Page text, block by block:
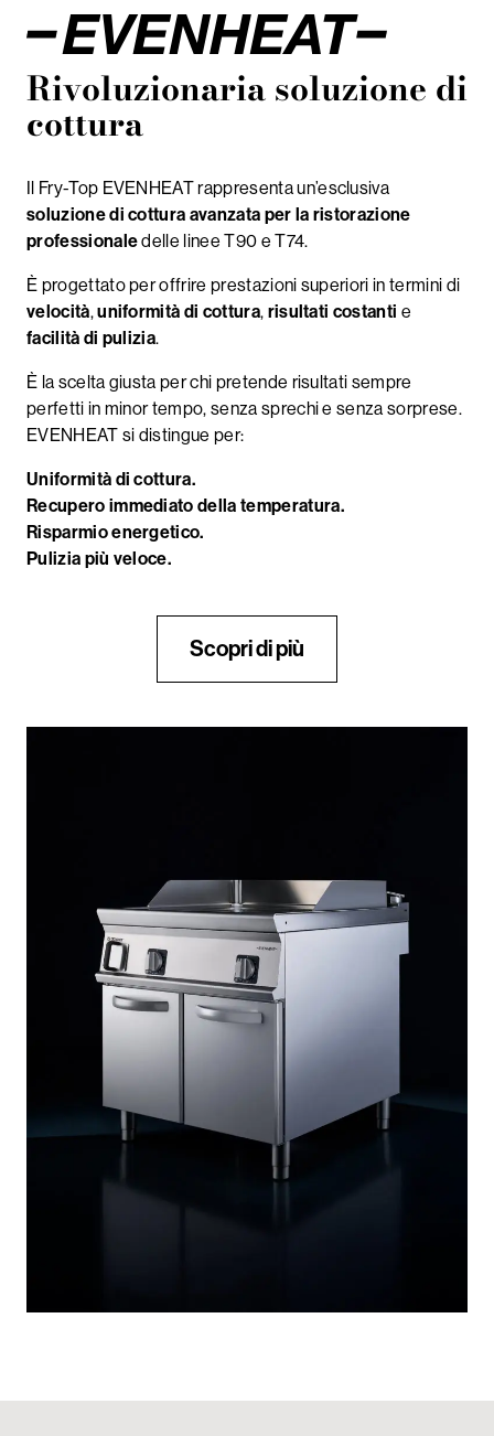
Rivoluzionaria soluzione di
cottura
Il Fry-Top EVENHEAT rappresenta un’esclusiva
soluzione di cottura avanzata per la ristorazione
professionaledelle linee T90 e T74.
È progettato per offrire prestazioni superiori in termini di
velocità,uniformità di cottura, risultati costanti e
facilità di pulizia.
È la scelta giusta per chi pretende risultati sempre
perfetti in minor tempo, senza sprechi e senza sorprese.
EVENHEAT si distingue per:
Uniformità di cottura.
Recupero immediato della temperatura.
Risparmio energetico.
Pulizia più veloce.
Scopri di più